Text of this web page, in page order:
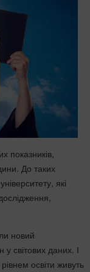
показників,
До таких
які
новий
світових даних. І
освіти живуть